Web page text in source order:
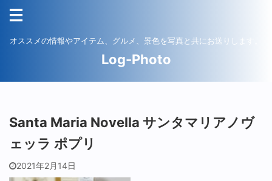
オススメの情報やアイテム、グルメ、景色を写真と共にお送りします。
Log-Photo
Santa Maria Novella サンタマリアノヴ
ェッラ ポプリ
2021年2月14日